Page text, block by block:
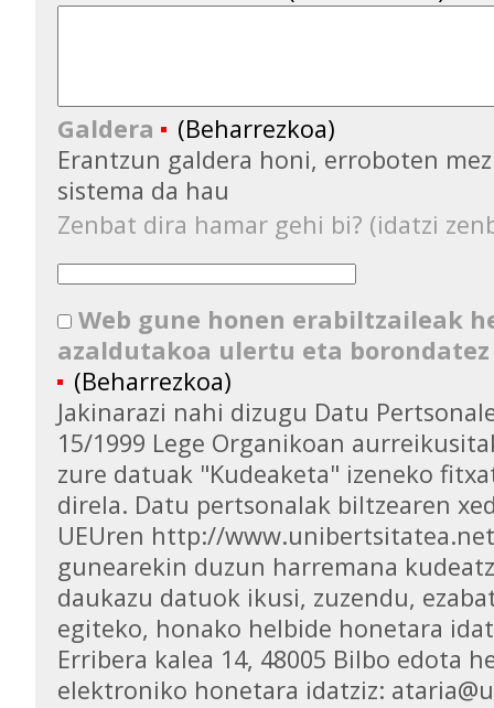
Galdera
(Beharrezkoa)
Erantzun galdera honi, erroboten
sistema da hau
Zenbat dira hamar gehi bi? (idatzi
Web gune honen erabiltzaileak
azaldutakoa ulertu eta
(Beharrezkoa)
Jakinarazi nahi dizugu Datu
15/1999 Lege Organikoan
zure datuak "Kudeaketa" izeneko
direla. Datu pertsonalak biltzearen
UEUren http://
gunearekin duzun harremana
daukazu datuok ikusi, zuzendu,
egiteko, honako helbide honetara
Erribera kalea 14, 48005 Bilbo edota
elektroniko honetara idatziz: